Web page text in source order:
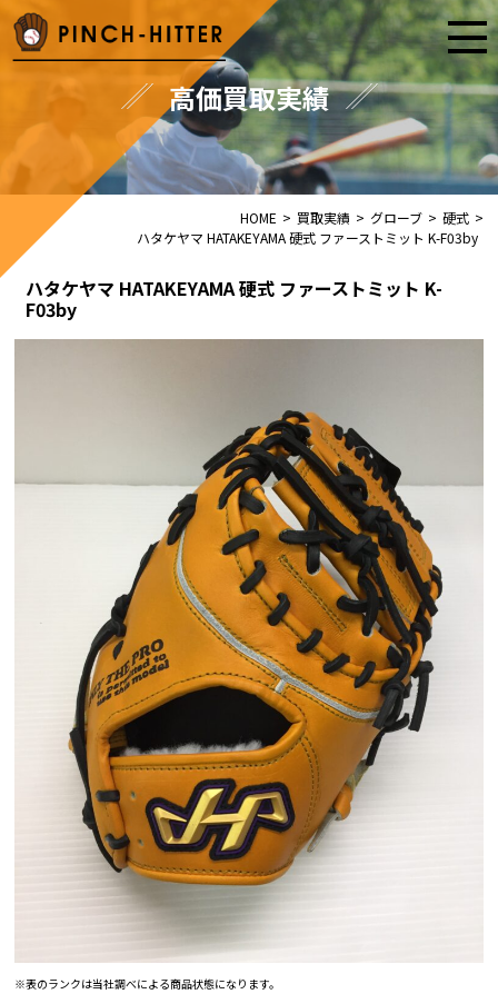
高価買取実績
HOME > 買取実績 > グローブ > 硬式 >
ハタケヤマ HATAKEYAMA 硬式 ファーストミット K-F03by
ハタケヤマ HATAKEYAMA 硬式 ファーストミット K-
F03by
※表のランクは当社調べによる商品状態になります。